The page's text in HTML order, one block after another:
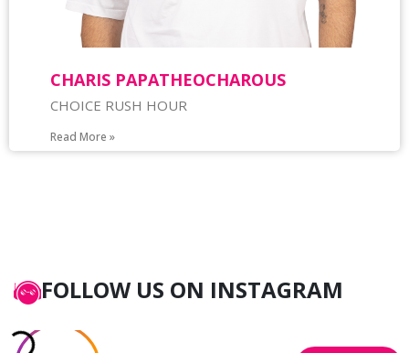
CHARIS PAPATHEOCHAROUS
CHOICE RUSH HOUR
Read More »
FOLLOW US ON INSTAGRAM